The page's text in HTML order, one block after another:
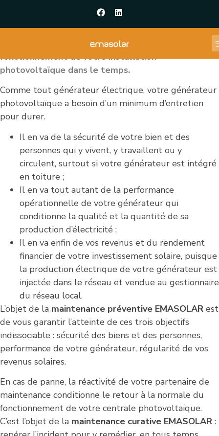
deMAintenanceSOLAiRe»
EMASOLAR a pour vocation de garantir le
fonctionnement de votre installation
photovoltaïque dans le temps.
Comme tout générateur électrique, votre générateur
photovoltaïque a besoin d’un minimum d’entretien
pour durer.
Il en va de la sécurité de votre bien et des
personnes qui y vivent, y travaillent ou y
circulent, surtout si votre générateur est intégré
en toiture ;
Il en va tout autant de la performance
opérationnelle de votre générateur qui
conditionne la qualité et la quantité de sa
production d’électricité ;
Il en va enfin de vos revenus et du rendement
financier de votre investissement solaire, puisque
la production électrique de votre générateur est
injectée dans le réseau et vendue au gestionnaire
du réseau local.
L’objet de la maintenance préventive EMASOLAR est
de vous garantir l’atteinte de ces trois objectifs
indissociable : sécurité des biens et des personnes,
performance de votre générateur, régularité de vos
revenus solaires.
En cas de panne, la réactivité de votre partenaire de
maintenance conditionne le retour à la normale du
fonctionnement de votre centrale photovoltaïque.
C’est l’objet de la maintenance curative EMASOLAR :